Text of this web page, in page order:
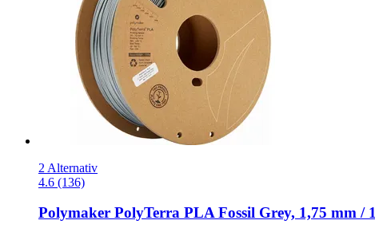
2 Alternativ
4.6 (136)
Polymaker PolyTerra PLA Fossil Grey, 1,75 mm /